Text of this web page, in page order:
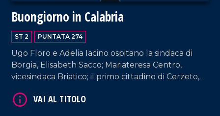
Buongiorno in Calabria
ST 2 PUNTATA 274
Ugo Floro e Adelia Iacino ospitano la sindaca di
Borgia, Elisabeth Sacco; Mariateresa Centro,
vicesindaca Briatico; il primo cittadino di Cerzeto,
VAI AL TITOLO